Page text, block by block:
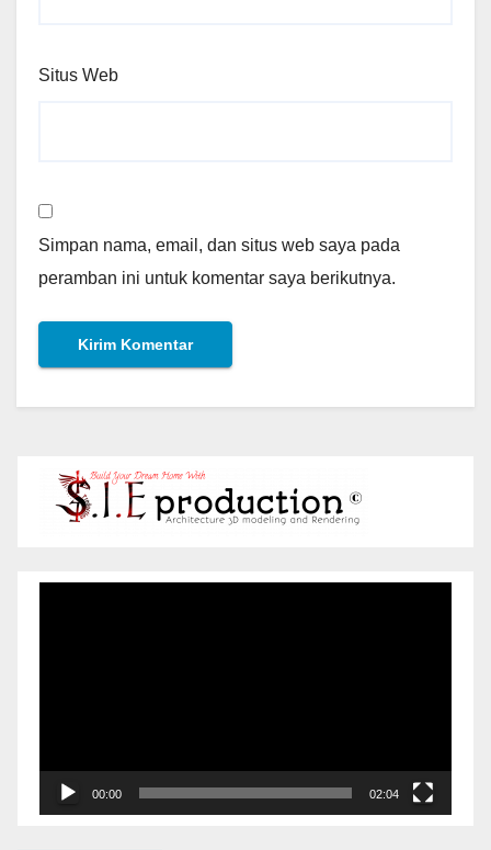
Situs Web
Simpan nama, email, dan situs web saya pada
peramban ini untuk komentar saya berikutnya.
00:00 02:04